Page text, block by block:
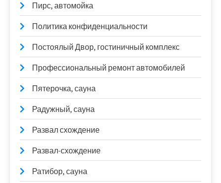
Пирс, автомойка
Политика конфиденциальности
Постоялый Двор, гостиничный комплекс
Профессиональный ремонт автомобилей
Пятерочка, сауна
Радужный, сауна
Развал схождение
Развал-схождение
Ратибор, сауна